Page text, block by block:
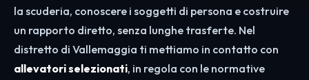
la scuderia, conoscere i soggetti di persona e costruire
un rapporto diretto, senza lunghe trasferte. Nel
distretto di Vallemaggia ti mettiamo in contatto con
allevatori selezionati, in regola con le normative